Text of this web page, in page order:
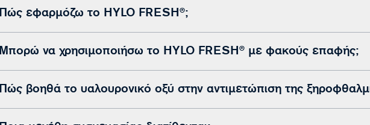
Πώς εφαρμόζω το HYLO FRESH®;
Μπορώ να χρησιμοποιήσω το HYLO FRESH® με φακούς επαφής;
Πώς βοηθά το υαλουρονικό οξύ στην αντιμετώπιση της